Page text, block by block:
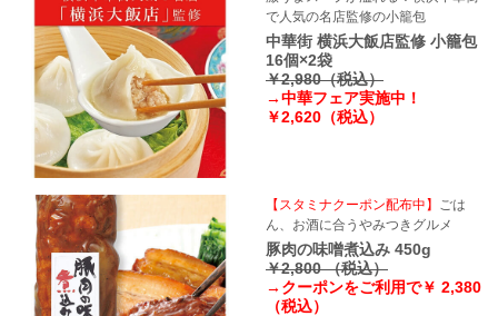
で人気の名店監修の小籠包
中華街 横浜大飯店監修 小籠包
16個×2袋
￥2,980（税込）
→中華フェア実施中！
￥2,620（税込）
【スタミナクーポン配布中】
ごは
ん、お酒に合うやみつきグルメ
豚肉の味噌煮込み 450g
￥2,800 （税込）
→クーポンをご利用で￥ 2,380
（税込）